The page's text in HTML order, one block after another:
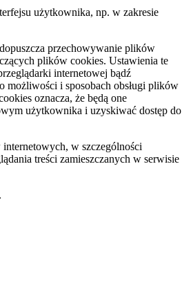
użytkownika, np. w zakresie
przechowywanie plików
plików cookies. Ustawienia te
internetowej bądź
możliwości i sposobach obsługi plików
oznacza, że będą one
użytkownika i uzyskiwać dostęp do
internetowych, w szczególności
treści zamieszczanych w serwisie